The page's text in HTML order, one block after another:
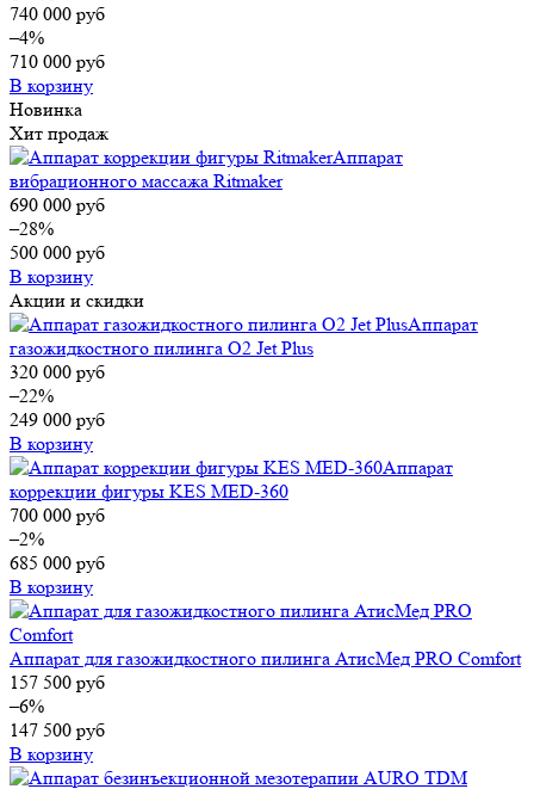
740 000 руб
–4%
710 000 руб
В корзину
Новинка
Хит продаж
Аппарат
вибрационного массажа Ritmaker
690 000 руб
–28%
500 000 руб
В корзину
Акции и скидки
Аппарат
газожидкостного пилинга O2 Jet Plus
320 000 руб
–22%
249 000 руб
В корзину
Аппарат
коррекции фигуры KES MED-360
700 000 руб
–2%
685 000 руб
В корзину
Аппарат для газожидкостного пилинга АтисМед PRO Comfort
157 500 руб
–6%
147 500 руб
В корзину